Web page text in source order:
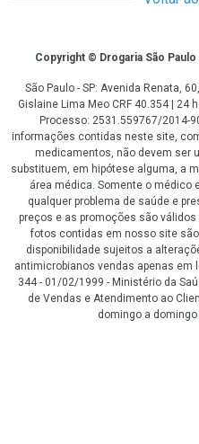
CopyrightCopyright © Drogaria São
São Paulo - SP: Avenida Renata,
Gislaine Lima Meo CRF 40.354 |
Processo: 2531.559767/2014-
informações contidas neste site,
medicamentos, não devem ser
substituem, em hipótese alguma, a
área médica. Somente o
qualquer problema de saúde e
preços e as promoções são
fotos contidas em nosso site
disponibilidade sujeitos a
antimicrobianos vendas apenas em
344 - 01/02/1999 - Ministério da
de Vendas e Atendimento ao
domingo a